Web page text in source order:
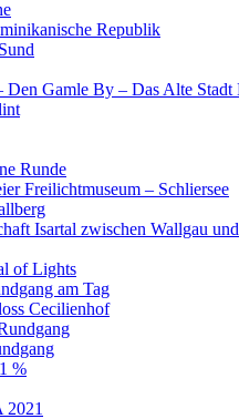
Republik
Den Gamle By – Das Alte Stadt
Runde
Freilichtmuseum – Schliersee
Isartal zwischen Wallgau
of Lights
am Tag
Cecilienhof
%